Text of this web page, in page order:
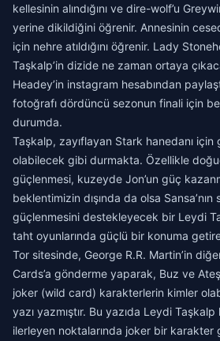
kellesinin alındığını ve dire-wolf’u
yerine dikildiğini öğrenir. Annesinin
için nehre atıldığını öğrenir. Lady
Taşkalp’in dizide ne zaman ortaya
Headey’in instagram hesabından
fotoğrafı dördüncü sezonun finali için
durumda.
Taşkalp, zayıflayan Stark hanedanı
olabilecek gibi durmakta. Özellikle
güçlenmesi, kuzeyde Jon’un güç
beklentimizin dışında da olsa Sansa’nın
güçlenmesini destekleyecek bir Leydi
taht oyunlarında güçlü bir konuma
Tor sitesinde, George R.R. Martin’in
Cards’a gönderme yaparak, Buz ve
joker (wild card) karakterlerin kimler
yazı yazmıştır. Bu yazıda Leydi
ilerleyen noktalarında joker bir